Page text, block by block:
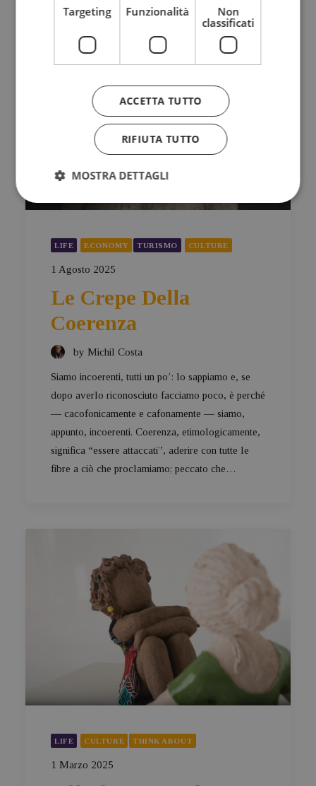
LIFE ECONOMY TURISMO CULTURE
1 Agosto 2025
Le Crepe Della
Coerenza
by Michil Costa
Siamo incoerenti, tutti un po’: lo sappiamo e, se
dopo averlo riconosciuto facciamo poco, è perché
— cacofonicamente e cafonamente — siamo,
appunto, incoerenti. Coerenza, etimologicamente,
significa “essere attaccati”, aderire con tutte le
fibre a ciò che proclamiamo; peccato che…
LIFE CULTURE THINK ABOUT
1 Marzo 2025
Targeting Funzionalità
Non
classificati
ACCETTA TUTTO
RIFIUTA TUTTO
MOSTRA DETTAGLI